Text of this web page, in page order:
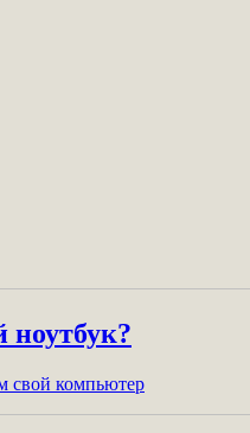
ноутбук?
свой компьютер